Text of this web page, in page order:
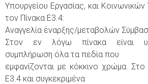
Υπουργείου Εργασίας, και
τον Πίνακα Ε3.4:
Αναγγελία έναρξης/μεταβολών
Στον εν λόγω πίνακα είναι
συμπλήρωση όλα τα πεδία που
εμφανίζονται με κόκκινο χρώμα.
Ε3.4 και συγκεκριμένα